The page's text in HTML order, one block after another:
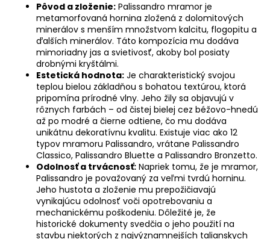
Pôvod a zloženie: Palissandro mramor je
metamorfovaná hornina zložená z dolomitových
minerálov s menším množstvom kalcitu, flogopitu a
ďalších minerálov. Táto kompozícia mu dodáva
mimoriadny jas a svietivosť, akoby bol posiaty
drobnými kryštálmi.
Estetická hodnota: Je charakteristický svojou
teplou bielou základňou s bohatou textúrou, ktorá
pripomína prírodné vlny. Jeho žily sa objavujú v
rôznych farbách – od čistej bielej cez béžovo-hnedú
až po modré a čierne odtiene, čo mu dodáva
unikátnu dekoratívnu kvalitu. Existuje viac ako 12
typov mramoru Palissandro, vrátane Palissandro
Classico, Palissandro Bluette a Palissandro Bronzetto.
Odolnosť a trvácnosť: Napriek tomu, že je mramor,
Palissandro je považovaný za veľmi tvrdú horninu.
Jeho hustota a zloženie mu prepožičiavajú
vynikajúcu odolnosť voči opotrebovaniu a
mechanickému poškodeniu. Dôležité je, že
historické dokumenty svedčia o jeho použití na
stavbu niektorých z najvýznamnejších talianskych